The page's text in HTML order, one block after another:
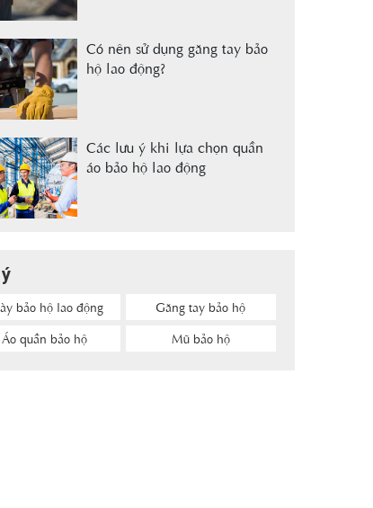
Có nên sử dụng găng tay bảo
hộ lao động?
Các lưu ý khi lựa chọn quần
áo bảo hộ lao động
bảo hộ lao động
Găng tay bảo hộ
Áo quần bảo hộ
Mũ bảo hộ